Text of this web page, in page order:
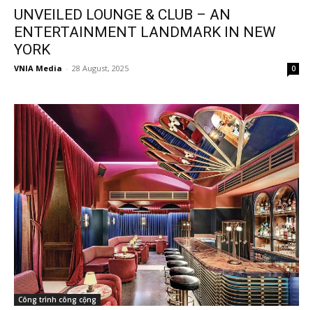
UNVEILED LOUNGE & CLUB – AN
ENTERTAINMENT LANDMARK IN NEW
YORK
VNIA Media - 28 August, 2025 0
Công trình công cộng